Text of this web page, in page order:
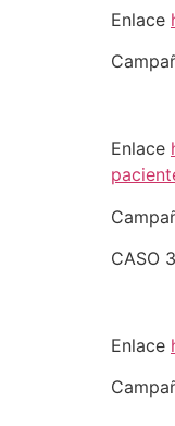
Enlace
Enlace
CASO
Enlace